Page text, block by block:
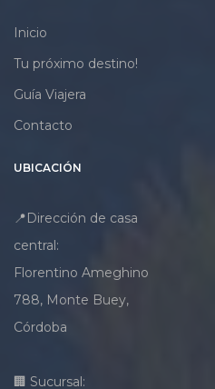
Inicio
Tu próximo destino!
Guía Viajera
Contacto
UBICACIÓN
📍Dirección de casa
central:
Florentino Ameghino
788, Monte Buey,
Córdoba
🏢 Sucursal: